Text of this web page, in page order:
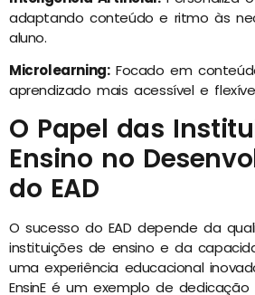
adaptando conteúdo e ritmo às
aluno.
Microlearning:Focado em
aprendizado mais acessível e
O Papel das
Ensino no
do EAD
O sucesso do EAD depende da
instituições de ensino e da
uma experiência educacional
EnsinE é um exemplo de dedicação